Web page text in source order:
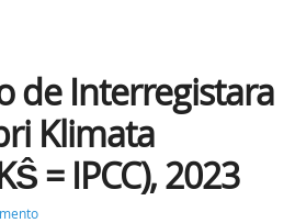
de Interregistara
Klimata
= IPCC), 2023